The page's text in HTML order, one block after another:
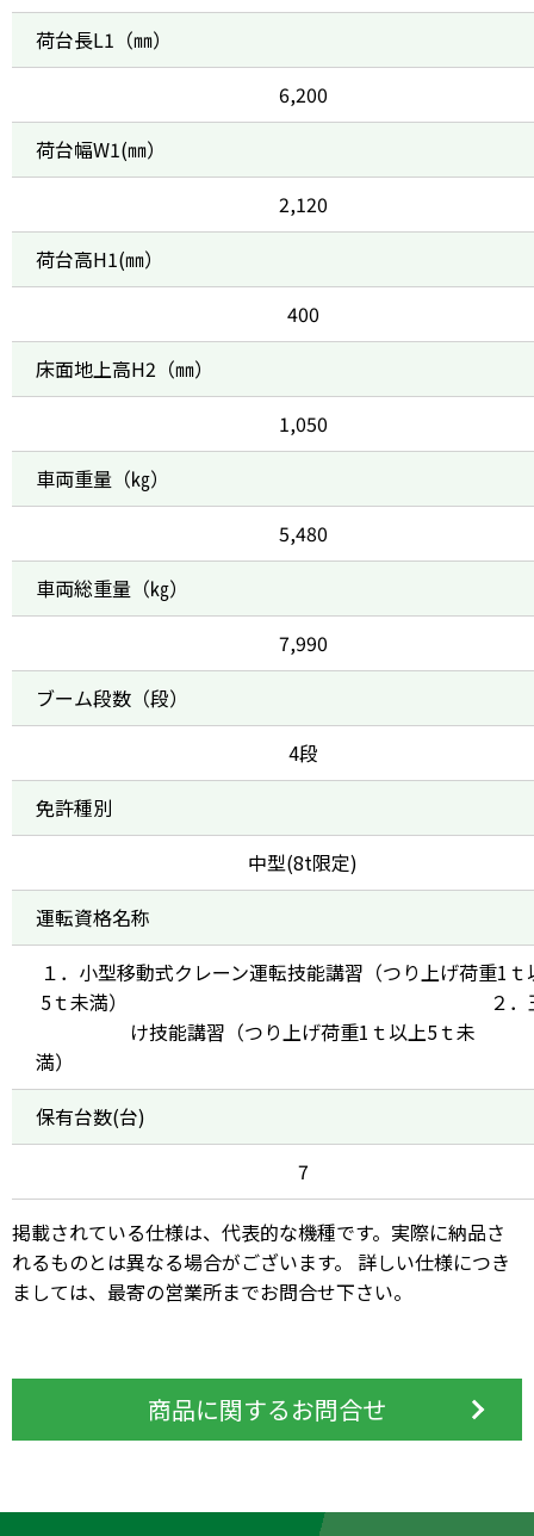
荷台長L1（㎜）
6,200
荷台幅W1(㎜）
2,120
荷台高H1(㎜）
400
床面地上高H2（㎜）
1,050
車両重量（㎏）
5,480
車両総重量（㎏）
7,990
ブーム段数（段）
4段
免許種別
中型(8t限定)
運転資格名称
１．小型移動式クレーン運転技能講習（つり上げ荷重1ｔ
5ｔ未満） ２．玉
け技能講習（つり上げ荷重1ｔ以上5ｔ未
満
保有台数(台)
7
掲載されている仕様は、代表的な機種です。実際に納品さ
れるものとは異なる場合がございます。 詳しい仕様につき
ましては、最寄の営業所までお問合せ下さい。
商品に関するお問合せ